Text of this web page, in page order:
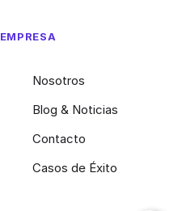
EMPRESA
Nosotros
Blog & Noticias
Contacto
Casos de Éxito